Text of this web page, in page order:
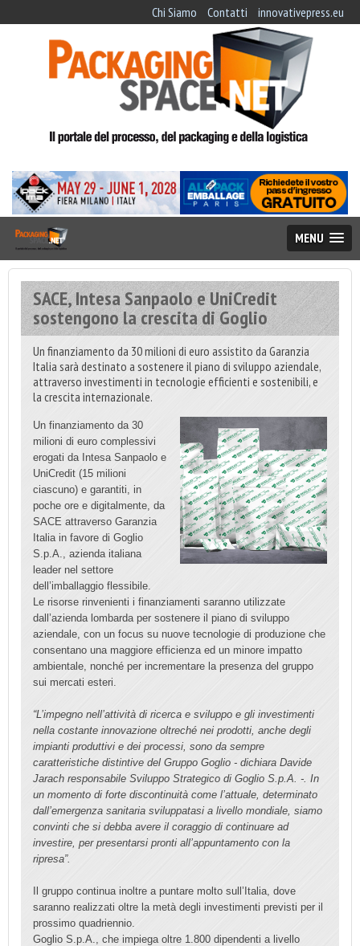
Chi Siamo Contatti innovativepress.eu
MENU
SACE, Intesa Sanpaolo e UniCredit
sostengono la crescita di Goglio
Un finanziamento da 30 milioni di euro assistito da Garanzia
Italia sarà destinato a sostenere il piano di sviluppo aziendale,
attraverso investimenti in tecnologie efficienti e sostenibili, e
la crescita internazionale.
Un finanziamento da 30
milioni di euro complessivi
erogati da Intesa Sanpaolo e
UniCredit (15 milioni
ciascuno) e garantiti, in
poche ore e digitalmente, da
SACE attraverso Garanzia
Italia in favore di Goglio
S.p.A., azienda italiana
leader nel settore
dell’imballaggio flessibile.
Le risorse rinvenienti i finanziamenti saranno utilizzate
dall’azienda lombarda per sostenere il piano di sviluppo
aziendale, con un focus su nuove tecnologie di produzione che
consentano una maggiore efficienza ed un minore impatto
ambientale, nonché per incrementare la presenza del gruppo
sui mercati esteri.
“L’impegno nell’attività di ricerca e sviluppo e gli investimenti
nella costante innovazione oltreché nei prodotti, anche degli
impianti produttivi e dei processi, sono da sempre
caratteristiche distintive del Gruppo Goglio - dichiara Davide
Jarach responsabile Sviluppo Strategico di Goglio S.p.A. -. In
un momento di forte discontinuità come l’attuale, determinato
dall’emergenza sanitaria sviluppatasi a livello mondiale, siamo
convinti che si debba avere il coraggio di continuare ad
investire, per presentarsi pronti all’appuntamento con la
ripresa”.
Il gruppo continua inoltre a puntare molto sull’Italia, dove
saranno realizzati oltre la metà degli investimenti previsti per il
prossimo quadriennio.
Goglio S.p.A., che impiega oltre 1.800 dipendenti a livello